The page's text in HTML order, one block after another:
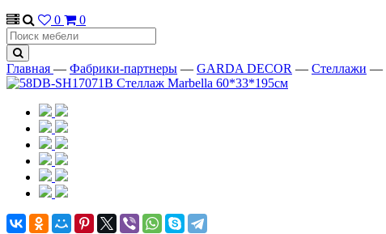
0
0
Главная — Фабрики-партнеры — GARDA DECOR — Стеллажи —